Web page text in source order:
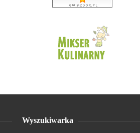
Wyszukiwarka